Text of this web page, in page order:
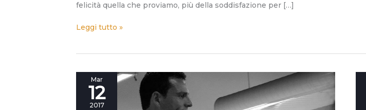
felicità quella che proviamo, più della soddisfazione per […]
Leggi tutto »
Mar
12
2017
forza